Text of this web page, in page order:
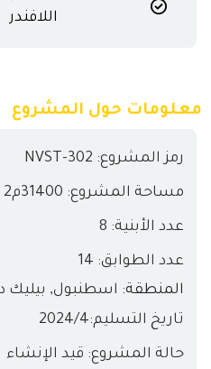
اللافندر
معلومات حول المشروع
رمز المشروع: NVST-302
مساحة المشروع: 31400م2
عدد الأبنية: 8
عدد الطوابق: 14
المنطقة: اسطنبول, بيليك
تاريخ التسليم:4/
2024
حالة المشروع: قيد الإنشاء